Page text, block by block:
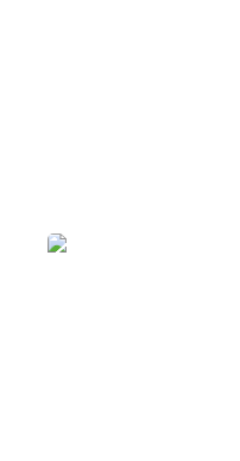
Maurer Klimes Ákos